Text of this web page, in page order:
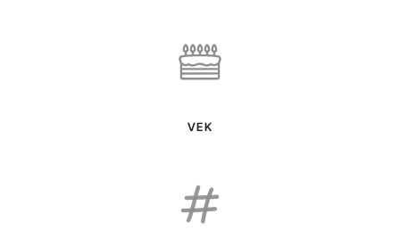
VEK